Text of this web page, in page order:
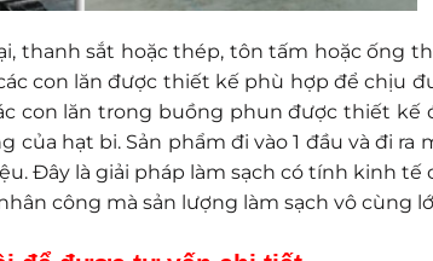
thanh sắt hoặc thép, tôn tấm hoặc ống
con lăn được thiết kế phù hợp để chịu
con lăn trong buồng phun được thiết kế
hạt bi. Sản phẩm đi vào 1 đầu và đi ra
Đây là giải pháp làm sạch có tính kinh tế
công mà sản lượng làm sạch vô cùng